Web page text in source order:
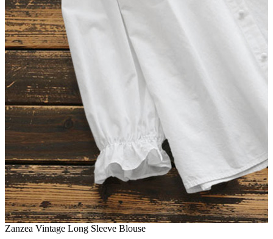
Zanzea Vintage Long Sleeve Blouse